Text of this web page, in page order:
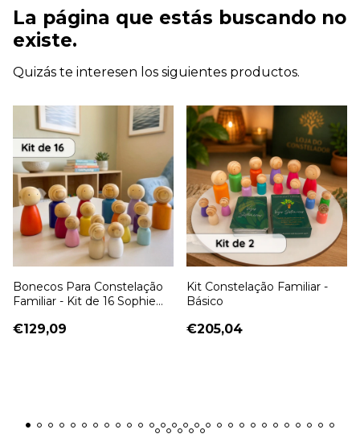
La página que estás buscando no
existe.
Quizás te interesen los siguientes productos.
Bonecos Para Constelação
Familiar - Kit de 16 Sophie
€129,09
Kit Constelação Familiar -
Básico
€205,04